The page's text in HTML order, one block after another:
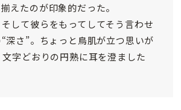
えたのが印象的だった。
して彼らをもってしてそう言わせ
深さ”。ちょっと鳥肌が立つ思いが
字どおりの円熟に耳を澄ました